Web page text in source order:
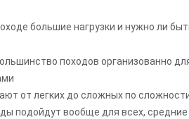
большие нагрузки и нужно ли
походов организованно
от легких до сложных по
подойдут вообще для всех,